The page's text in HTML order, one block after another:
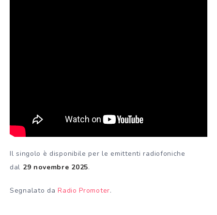
Il singolo è disponibile per le emittenti radiofoniche
dal 29 novembre 2025.
Segnalato daRadio Promoter.